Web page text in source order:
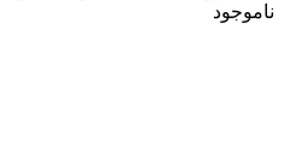
ناموجود